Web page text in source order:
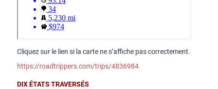
Cliquez sur le lien si la carte ne s’affiche pas correctement.
https://roadtrippers.com/trips/4836984
DIX ÉTATS TRAVERSÉS